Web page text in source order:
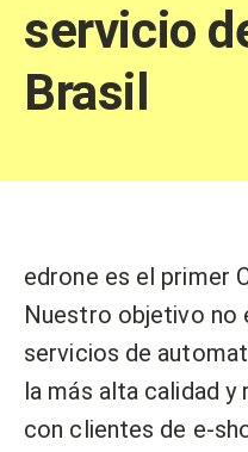
servicio
Brasil
edrone es el primer
Nuestro objetivo no
servicios de
la más alta calidad
con clientes de e-